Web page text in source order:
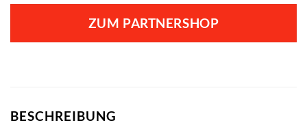
ZUM PARTNERSHOP
BESCHREIBUNG